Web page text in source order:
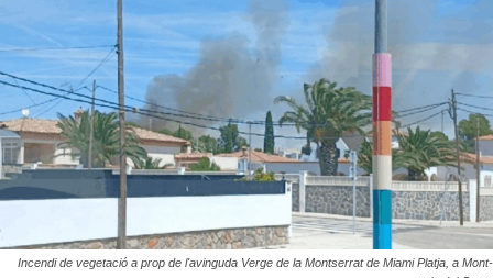
Incendi de vegetació a prop de l'avinguda Verge de la Montserrat de Miami Platja, a Mont-